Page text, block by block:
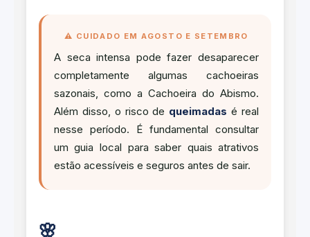
⚠️ CUIDADO EM AGOSTO E SETEMBRO
A seca intensa pode fazer desaparecer
completamente algumas cachoeiras
sazonais, como a Cachoeira do Abismo.
Além disso, o risco de queimadas é real
nesse período. É fundamental consultar
um guia local para saber quais atrativos
estão acessíveis e seguros antes de sair.
🌸